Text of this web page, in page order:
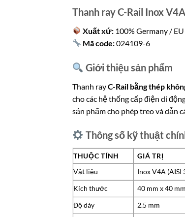
Thanh ray C-Rail Inox
Xuất xứ: 100% Germany /
Mã code:024109-6
Giới thiệu sản phẩm
Thanh rayC-Rail bằng thép
cho các hệ thống cấp điện di
sản phẩm cho phép treo và dẫn
Thông số kỹ thuật
THUỘC TÍNH
GIÁ TRỊ
Vật liệu
Inox V4A (AISI
Kích thước
40 mm x 40 mm
Độ dày
2.5 mm